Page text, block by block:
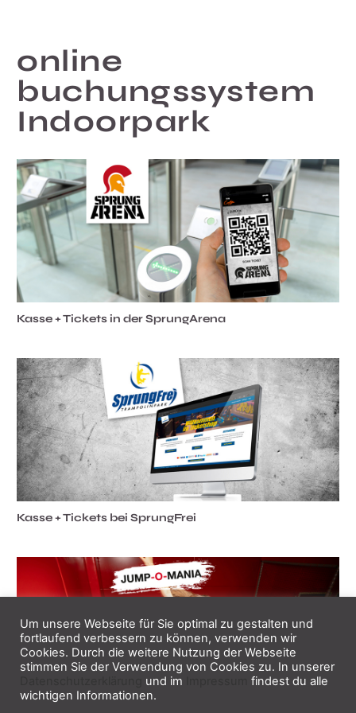
online
buchungssystem
Indoorpark
Kasse + Tickets in der SprungArena
Kasse + Tickets bei SprungFrei
Um unsere Webseite für Sie optimal zu gestalten und
fortlaufend verbessern zu können, verwenden wir
Cookies. Durch die weitere Nutzung der Webseite
stimmen Sie der Verwendung von Cookies zu. In unserer
und im
findest du alle
wichtigen Informationen.